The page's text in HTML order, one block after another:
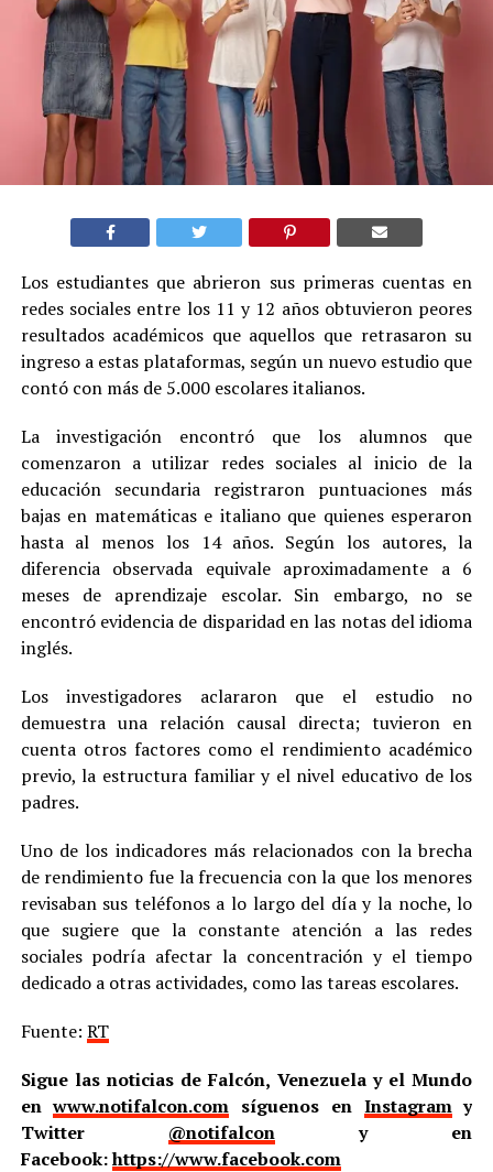
Los estudiantes que abrieron sus primeras cuentas en
redes sociales entre los 11 y 12 años obtuvieron peores
resultados académicos que aquellos que retrasaron su
ingreso a estas plataformas, según un nuevo estudio que
contó con más de 5.000 escolares italianos.
La investigación encontró que los alumnos que
comenzaron a utilizar redes sociales al inicio de la
educación secundaria registraron puntuaciones más
bajas en matemáticas e italiano que quienes esperaron
hasta al menos los 14 años. Según los autores, la
diferencia observada equivale aproximadamente a 6
meses de aprendizaje escolar. Sin embargo, no se
encontró evidencia de disparidad en las notas del idioma
inglés.
Los investigadores aclararon que el estudio no
demuestra una relación causal directa; tuvieron en
cuenta otros factores como el rendimiento académico
previo, la estructura familiar y el nivel educativo de los
padres.
Uno de los indicadores más relacionados con la brecha
de rendimiento fue la frecuencia con la que los menores
revisaban sus teléfonos a lo largo del día y la noche, lo
que sugiere que la constante atención a las redes
sociales podría afectar la concentración y el tiempo
dedicado a otras actividades, como las tareas escolares.
Fuente: RT
Sigue las noticias de Falcón, Venezuela y el Mundo
enwww.notifalcon.com síguenos en Instagramy
Twitter @notifalcony en
Facebook:https://www.facebook.com